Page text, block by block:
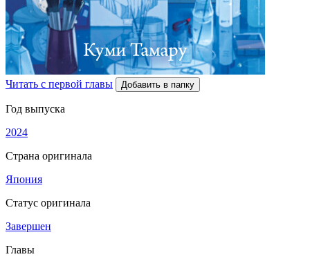
Читать с первой главы Добавить в папку
Год выпуска
2024
Страна оригинала
Япония
Статус оригинала
Завершен
Главы